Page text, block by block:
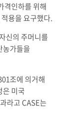
격인하를 위해
용을 요구했다.
신의 주머니를
농가들을
조에 의거해
은 미국
라고 CASE는